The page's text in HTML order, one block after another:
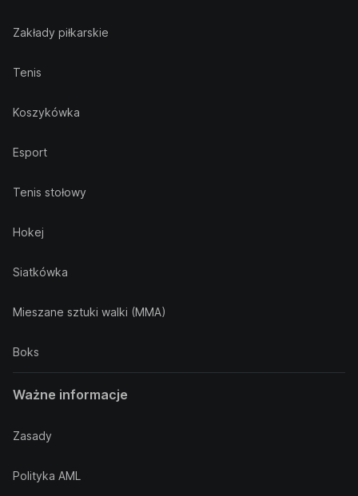
Zakłady piłkarskie
Tenis
Koszykówka
Esport
Tenis stołowy
Hokej
Siatkówka
Mieszane sztuki walki (MMA)
Boks
Ważne informacje
Zasady
Polityka AML